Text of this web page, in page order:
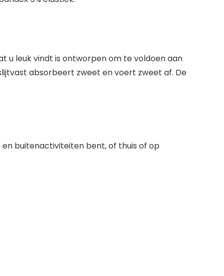
u leuk vindt is ontworpen om te voldoen aan
absorbeert zweet en voert zweet af. De
en buitenactiviteiten bent, of thuis of op